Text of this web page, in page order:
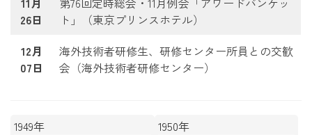
26日
ト」（東京プリンスホテル）
12月
07日
海外技術者研修生、研修センター所員との交歓
会（海外技術者研修センター）
1949年 1950年